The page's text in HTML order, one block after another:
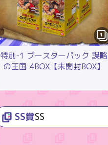
1
特別-1 ブースターパック 謀略
の王国 4BOX【未開封BOX】
SS賞SS